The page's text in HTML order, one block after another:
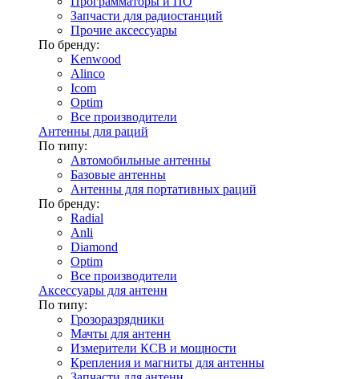
Запчасти для радиостанций
Прочие аксессуары
По бренду:
Kenwood
Alinco
Icom
Optim
Все производители
Антенны для раций
По типу:
Автомобильные антенны
Базовые антенны
Антенны для портативных раций
По бренду:
Radial
Anli
Diamond
Optim
Все производители
Аксессуары для антенн
По типу:
Грозоразрядники
Мачты для антенн
Измерители КСВ и мощности
Крепления и магниты для антенны